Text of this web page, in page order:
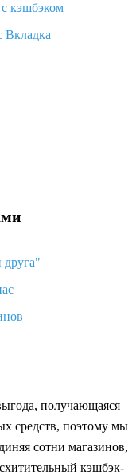
за метод доставки и
с Алиэкспресс
кэшбэком
Вкладка
получающаяся
средств, поэтому мы
сотни магазинов,
кэшбэк-